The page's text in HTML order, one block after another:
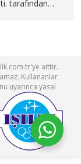
tarafından…
aittir.
Kullananlar
uyarınca yasal